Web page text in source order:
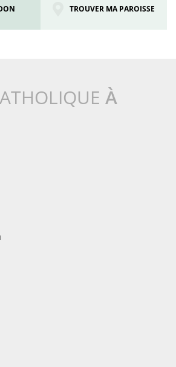
TROUVER MA PAROISSE
À